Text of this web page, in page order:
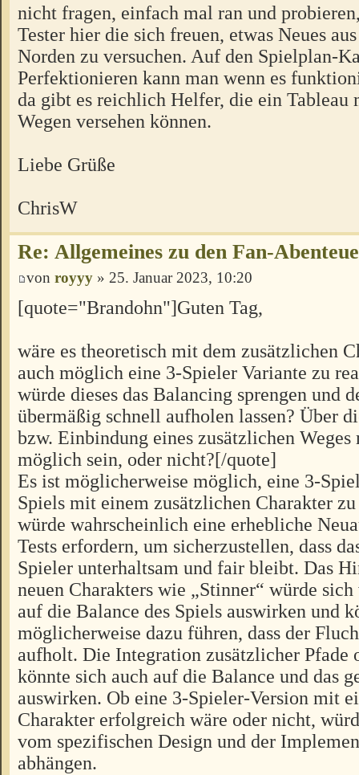
nicht fragen, einfach mal ran und
Tester hier die sich freuen, etwas Neues
Norden zu versuchen. Auf den Spielplan-
Perfektionieren kann man wenn es
da gibt es reichlich Helfer, die ein Tableau
Wegen versehen können.
Liebe Grüße
ChrisW
Re: Allgemeines zu den Fan-
von royyy » 25. Januar 2023, 10:20
[quote="Brandohn"]Guten Tag,
wäre es theoretisch mit dem zusätzlichen
auch möglich eine 3-Spieler Variante zu
würde dieses das Balancing sprengen und
übermäßig schnell aufholen lassen? Über
bzw. Einbindung eines zusätzlichen Weges
möglich sein, oder nicht?[/quote]
Es ist möglicherweise möglich, eine 3-
Spiels mit einem zusätzlichen Charakter
würde wahrscheinlich eine erhebliche
Tests erfordern, um sicherzustellen, dass
Spieler unterhaltsam und fair bleibt. Das
neuen Charakters wie „Stinner“ würde
auf die Balance des Spiels auswirken und
möglicherweise dazu führen, dass der
aufholt. Die Integration zusätzlicher Pfade
könnte sich auch auf die Balance und das
auswirken. Ob eine 3-Spieler-Version mit
Charakter erfolgreich wäre oder nicht,
vom spezifischen Design und der
abhängen.